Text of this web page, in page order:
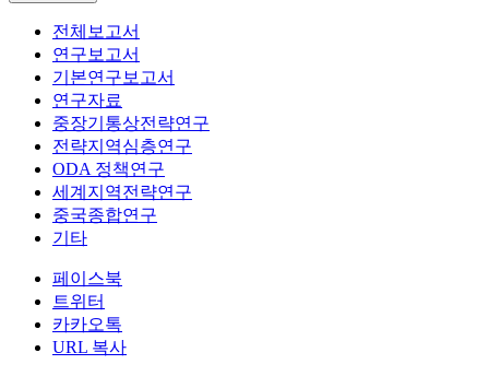
전체보고서
연구보고서
기본연구보고서
연구자료
중장기통상전략연구
전략지역심층연구
ODA 정책연구
세계지역전략연구
중국종합연구
기타
페이스북
트위터
카카오톡
URL 복사